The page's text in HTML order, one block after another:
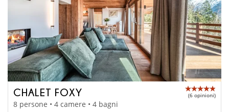
CHALET FOXY (6 opinioni)
8 persone • 4 camere • 4 bagni